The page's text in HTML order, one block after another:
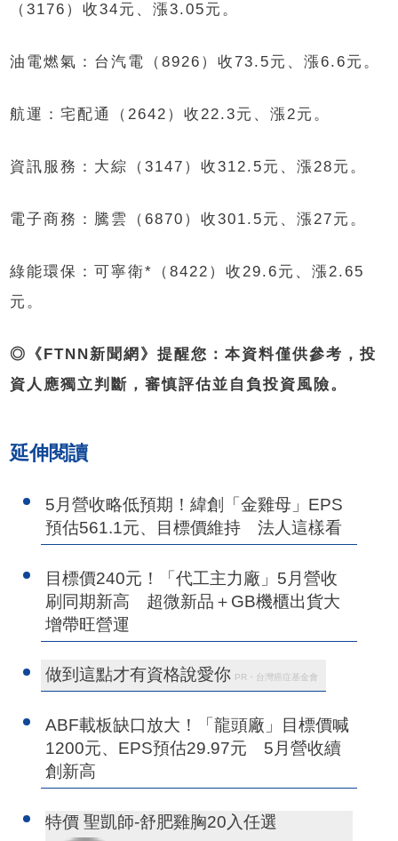
（3176）收34元、漲3.05元。
油電燃氣：台汽電（8926）收73.5元、漲6.6元。
航運：宅配通（2642）收22.3元、漲2元。
資訊服務：大綜（3147）收312.5元、漲28元。
電子商務：騰雲（6870）收301.5元、漲27元。
綠能環保：可寧衛*（8422）收29.6元、漲2.65
元。
◎《FTNN新聞網》提醒您：本資料僅供參考，投
資人應獨立判斷，審慎評估並自負投資風險。
延伸閱讀
5月營收略低預期！緯創「金雞母」EPS
預估561.1元、目標價維持 法人這樣看
目標價240元！「代工主力廠」5月營收
刷同期新高 超微新品＋GB機櫃出貨大
增帶旺營運
做到這點才有資格說愛你 PR・台灣癌症基金會
ABF載板缺口放大！「龍頭廠」目標價喊
1200元、EPS預估29.97元 5月營收續
創新高
特價 聖凱師-舒肥雞胸20入任選